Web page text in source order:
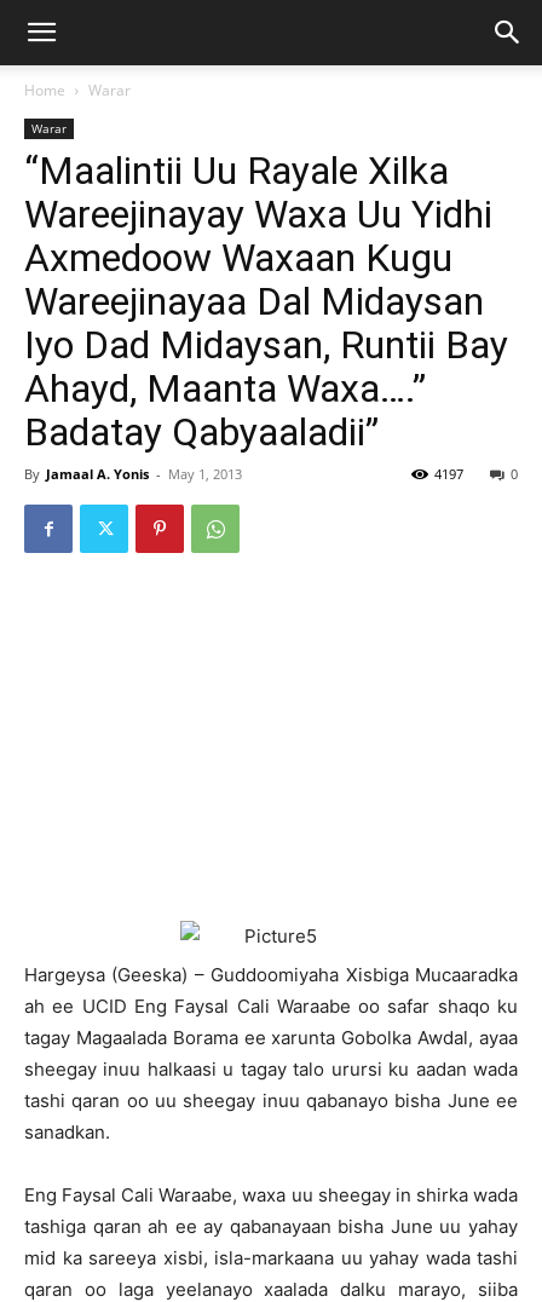
Home Warar
Warar
“Maalintii Uu Rayale Xilka
Wareejinayay Waxa Uu Yidhi
Axmedoow Waxaan Kugu
Wareejinayaa Dal Midaysan
Iyo Dad Midaysan, Runtii Bay
Ahayd, Maanta Waxa….”
Badatay Qabyaaladii”
By Jamaal A. Yonis - May 1, 2013 0
4197
Hargeysa (Geeska) – Guddoomiyaha Xisbiga Mucaaradka
ah ee UCID Eng Faysal Cali Waraabe oo safar shaqo ku
tagay Magaalada Borama ee xarunta Gobolka Awdal, ayaa
sheegay inuu halkaasi u tagay talo urursi ku aadan wada
tashi qaran oo uu sheegay inuu qabanayo bisha June ee
sanadkan.
Eng Faysal Cali Waraabe, waxa uu sheegay in shirka wada
tashiga qaran ah ee ay qabanayaan bisha June uu yahay
mid ka sareeya xisbi, isla-markaana uu yahay wada tashi
qaran oo laga yeelanayo xaalada dalku marayo, siiba